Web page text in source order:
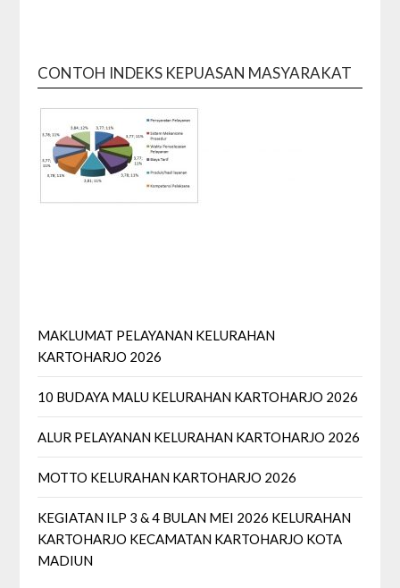
CONTOH INDEKS KEPUASAN MASYARAKAT
MAKLUMAT PELAYANAN KELURAHAN
KARTOHARJO 2026
10 BUDAYA MALU KELURAHAN KARTOHARJO 2026
ALUR PELAYANAN KELURAHAN KARTOHARJO 2026
MOTTO KELURAHAN KARTOHARJO 2026
KEGIATAN ILP 3 & 4 BULAN MEI 2026 KELURAHAN
KARTOHARJO KECAMATAN KARTOHARJO KOTA
MADIUN